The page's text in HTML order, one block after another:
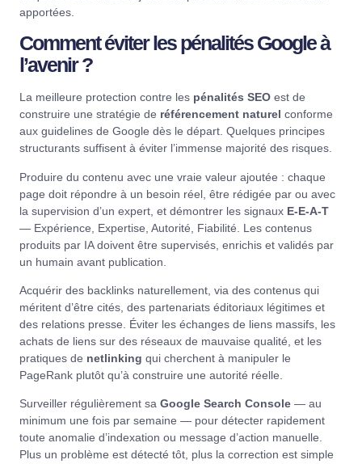
apportées.
Comment éviter les pénalités Google à
l’avenir ?
La meilleure protection contre les pénalités SEO est de
construire une stratégie de référencement naturel conforme
aux guidelines de Google dès le départ. Quelques principes
structurants suffisent à éviter l’immense majorité des risques.
Produire du contenu avec une vraie valeur ajoutée : chaque
page doit répondre à un besoin réel, être rédigée par ou avec
la supervision d’un expert, et démontrer les signaux E-E-A-T
— Expérience, Expertise, Autorité, Fiabilité. Les contenus
produits par IA doivent être supervisés, enrichis et validés par
un humain avant publication.
Acquérir des backlinks naturellement, via des contenus qui
méritent d’être cités, des partenariats éditoriaux légitimes et
des relations presse. Éviter les échanges de liens massifs, les
achats de liens sur des réseaux de mauvaise qualité, et les
pratiques de netlinking qui cherchent à manipuler le
PageRank plutôt qu’à construire une autorité réelle.
Surveiller régulièrement sa Google Search Console — au
minimum une fois par semaine — pour détecter rapidement
toute anomalie d’indexation ou message d’action manuelle.
Plus un problème est détecté tôt, plus la correction est simple